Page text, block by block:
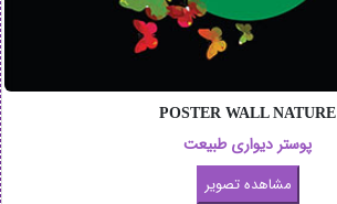
POSTER WALL NATURE
پوستر دیواری طبیعت